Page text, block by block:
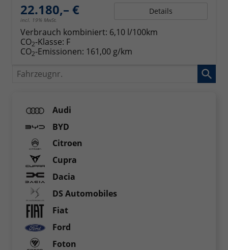
22.180,– €
incl. 19% MwSt.
Details
Verbrauch kombiniert: 6,10 l/100km
CO2-Klasse: F
CO2-Emissionen: 161,00 g/km
Fahrzeugnr.
Audi
BYD
Citroen
Cupra
Dacia
DS Automobiles
Fiat
Ford
Foton